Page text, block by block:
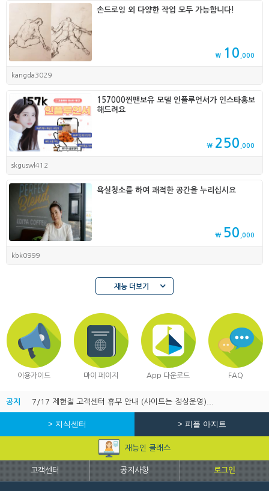
손드로잉 외 다양한 작업 모두 가능합니다!
₩ 10 ,000
kangda3029
157000찐팬보유 모델 인플루언서가 인스타홍보
해드려요
₩ 250 ,000
skguswl412
욕실청소를 하여 쾌적한 공간을 누리십시요
₩ 50 ,000
kbk0999
재능 더보기
이용가이드 마이 페이지 App 다운로드 FAQ
공지 7/17 제헌절 고객센터 휴무 안내 (사이트는 정상운영)...
> 지식센터 > 피플 아지트
재능인 클래스
고객센터 공지사항 로그인